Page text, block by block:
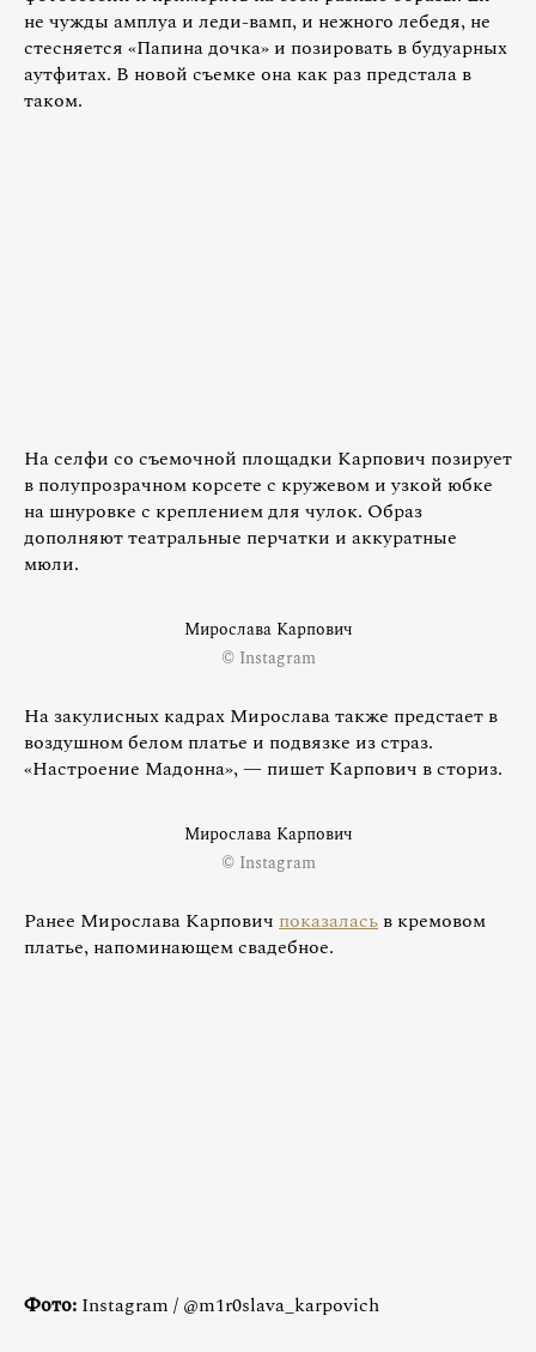
не чужды амплуа и леди-вамп, и нежного лебедя, не
стесняется «‎Папина дочка» и позировать в будуарных
аутфитах. В новой съемке она как раз предстала в
таком.
На селфи со съемочной площадки Карпович позирует
в полупрозрачном корсете с кружевом и узкой юбке
на шнуровке с креплением для чулок. Образ
дополняют театральные перчатки и аккуратные
мюли.
Мирослава Карпович
© Instagram
На закулисных кадрах Мирослава также предстает в
воздушном белом платье и подвязке из страз.
«Настроение Мадонна», — пишет Карпович в сториз.
Мирослава Карпович
© Instagram
Ранее Мирослава Карпович показалась в кремовом
платье, напоминающем свадебное.
Фото: Instagram / @m1r0slava_karpovich